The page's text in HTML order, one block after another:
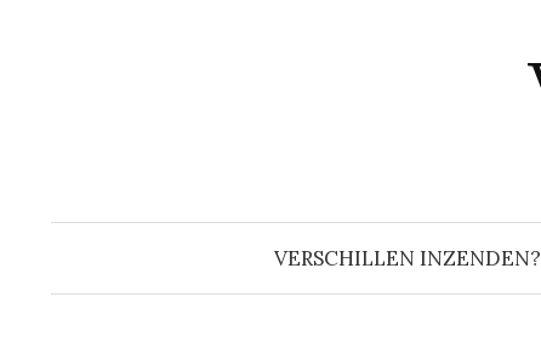
VERSCHILLEN INZENDEN?